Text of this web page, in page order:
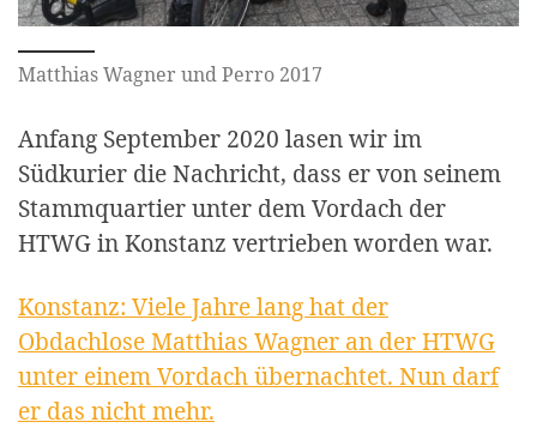
Matthias Wagner und Perro 2017
Anfang September 2020 lasen wir im
Südkurier die Nachricht, dass er von seinem
Stammquartier unter dem Vordach der
HTWG in Konstanz vertrieben worden war.
Konstanz: Viele Jahre lang hat der
Obdachlose Matthias Wagner an der HTWG
unter einem Vordach übernachtet. Nun darf
er das nicht mehr.